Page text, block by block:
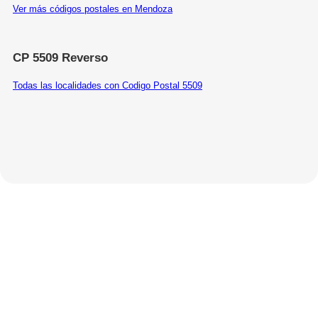
Ver más códigos postales en Mendoza
CP 5509 Reverso
Todas las localidades con Codigo Postal 5509